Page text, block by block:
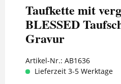
Taufkette mit
BLESSED
Gravur
Artikel-Nr.: AB1636
Lieferzeit 3-5 Werktage